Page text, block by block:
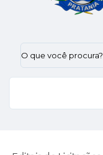
O que você procura?